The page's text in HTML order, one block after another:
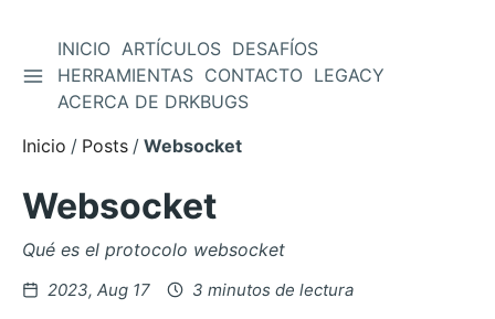
Saltar
contenido
ALTERNAR BARRA LATERAL
INICIO ARTÍCULOS DESAFÍOS
HERRAMIENTAS CONTACTO LEGACY
ACERCA DE DRKBUGS
Inicio
Posts Websocket
Websocket
Qué es el protocolo websocket
Posteado
2023, Aug 17 3 minutos de lectura